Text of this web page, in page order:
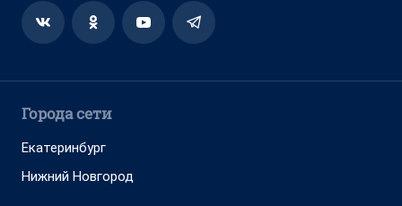
Города сети
Екатеринбург
Нижний Новгород